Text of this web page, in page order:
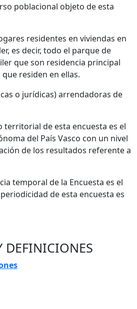
poblacional objeto de esta
residentes en viviendas en
es decir, todo el parque de
que son residencia principal
residen en ellas.
o jurídicas) arrendadoras de
territorial de esta encuesta es el
del País Vasco con un nivel
de los resultados referente a
temporal de la Encuesta es el
de esta encuesta es
DEFINICIONES